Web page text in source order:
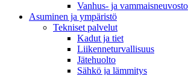
Vanhus- ja vammaisneuvosto
Asuminen ja ympäristö
Tekniset palvelut
Kadut ja tiet
Liikenneturvallisuus
Jätehuolto
Sähkö ja lämmitys